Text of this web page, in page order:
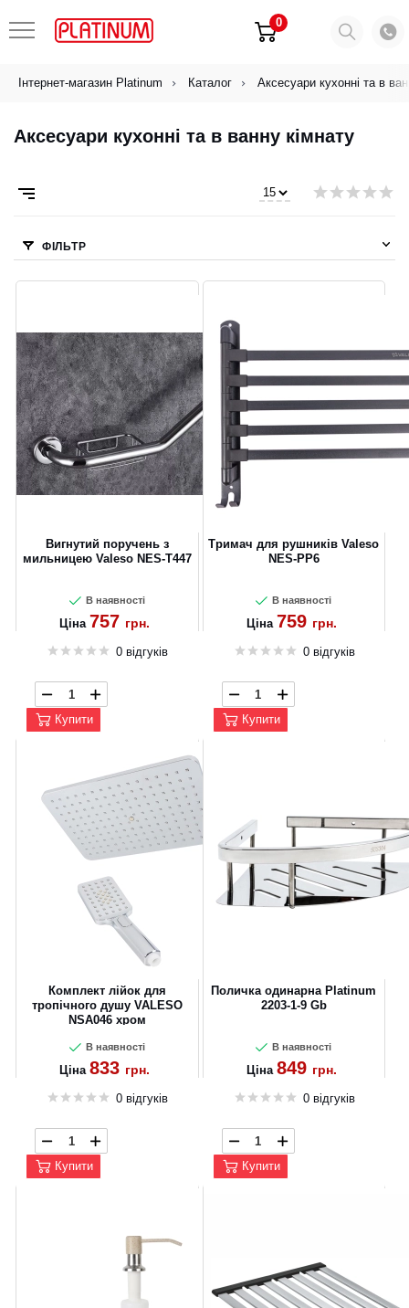
0
Інтернет-магазин Platinum Каталог Аксесуари кухонні та в
Аксесуари кухонні та в ванну кімнату
ФІЛЬТР
Вигнутий поручень з
мильницею Valeso NES-T447
В наявності
Ціна 757 грн.
0 відгуків
Купити
Тримач для рушників Valeso
NES-PP6
В наявності
Ціна 759 грн.
0 відгуків
Купити
Комплект лійок для
тропічного душу VALESO
NSA046 хром
В наявності
Ціна 833 грн.
0 відгуків
Купити
Поличка одинарна Platinum
2203-1-9 Gb
В наявності
Ціна 849 грн.
0 відгуків
Купити